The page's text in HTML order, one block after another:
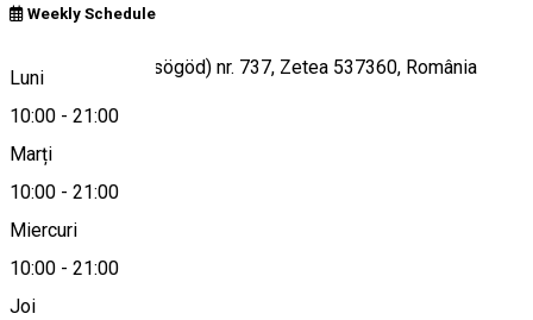
Weekly Schedule
Luni
10:00 - 21:00
Marți
10:00 - 21:00
Miercuri
10:00 - 21:00
Joi
Strada Jigodin (Zsögöd) nr. 737, Zetea 537360, România
Hartă